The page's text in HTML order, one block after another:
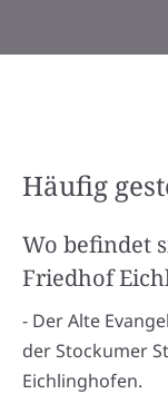
Häufig
Wo befindet
Friedhof
- Der Alte
der Stockumer
Eichlinghofen.